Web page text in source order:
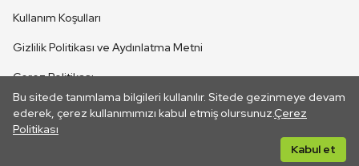
Bu sitede tanımlama bilgileri kullanılır. Sitede gezinmeye devam
ederek, çerez kullanımımızı kabul etmiş olursunuz.Çerez
Politikası
Kabul et
CANLI YAYINLAR
Kullanım Koşulları
Gizlilik Politikası ve Aydınlatma Metni
Çerez Politikası
İletişim
Her hakkı saklıdır. ©2026 TRT. Bağlantı yoluyla gidilen dış